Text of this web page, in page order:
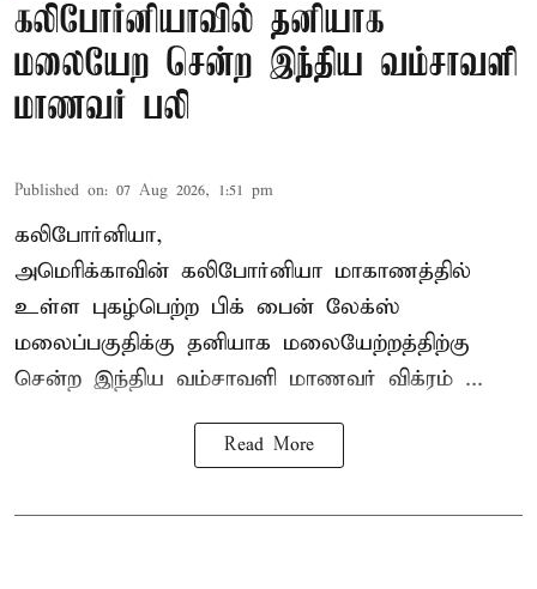
கலிபோர்னியாவில் தனியாக
மலையேற சென்ற இந்திய வம்சாவளி
மாணவர் பலி
Published on: 07 Aug 2026, 1:51 pm
கலிபோர்னியா,
அமெரிக்காவின் கலிபோர்னியா மாகாணத்தில்
உள்ள புகழ்பெற்ற பிக் பைன் லேக்ஸ்
மலைப்பகுதிக்கு தனியாக மலையேற்றத்திற்கு
சென்ற இந்திய வம்சாவளி மாணவர் விக்ரம் ...
Read More